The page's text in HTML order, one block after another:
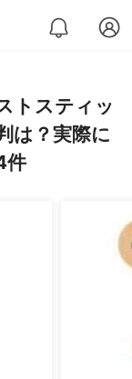
トスティッ
は？実際に
件